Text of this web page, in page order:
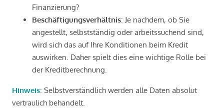
Finanzierung?
Beschäftigungsverhältnis: Je nachdem, ob Sie
angestellt, selbstständig oder arbeitssuchend sind,
wird sich das auf Ihre Konditionen beim Kredit
auswirken. Daher spielt dies eine wichtige Rolle bei
der Kreditberechnung.
Hinweis: Selbstverständlich werden alle Daten absolut
vertraulich behandelt.